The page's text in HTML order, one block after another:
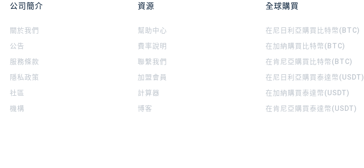
公司簡介
關於我們
公告
服務條款
隱私政策
社區
機構
資源
幫助中心
費率說明
聯繫我們
加盟會員
計算器
博客
全球購買
在尼日利亞購買比特幣(BTC)
在加納購買比特幣(BTC)
在肯尼亞購買比特幣(BTC)
在尼日利亞購買泰達幣(USDT)
在加納購買泰達幣(USDT)
在肯尼亞購買泰達幣(USDT)